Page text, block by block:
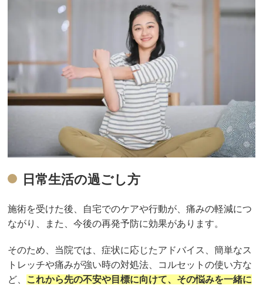
日常生活の過ごし方
施術を受けた後、自宅でのケアや行動が、痛みの軽減につ
ながり、また、今後の再発予防に効果があります。
そのため、当院では、症状に応じたアドバイス、簡単なス
トレッチや痛みが強い時の対処法、コルセットの使い方な
ど、 これから先の不安や目標に向けて、その悩みを一緒に